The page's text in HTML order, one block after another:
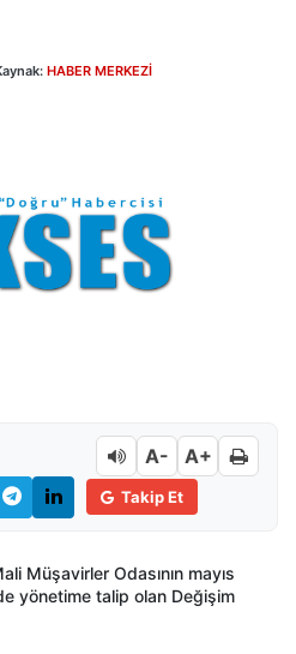
HABER MERKEZİ
A- A+
Takip Et
Müşavirler Odasının mayıs
yönetime talip olan Değişim